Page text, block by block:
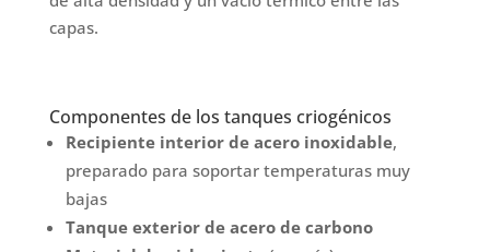
capas.
Componentes de los tanques criogénicos
Recipiente interior de acero inoxidable,
preparado para soportar temperaturas muy
bajas
Tanque exterior de acero de carbono